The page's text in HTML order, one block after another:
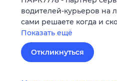
водителей-курьеров на
сами решаете когда и
Показать ещё
Откликнуться